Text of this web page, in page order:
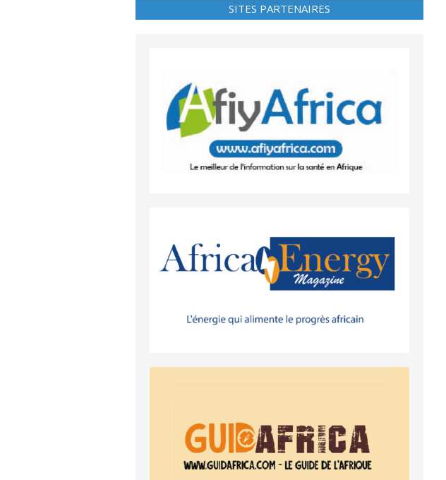
SITES PARTENAIRES